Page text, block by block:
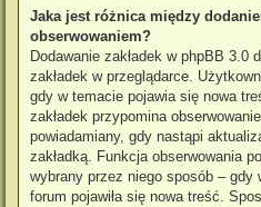
Jaka jest różnica między
obserwowaniem?
Dodawanie zakładek w phpBB 3.0
zakładek w przeglądarce.
gdy w temacie pojawia się nowa
zakładek przypomina
powiadamiany, gdy nastąpi
zakładką. Funkcja obserwowania
wybrany przez niego sposób – gdy
forum pojawiła się nowa treść.